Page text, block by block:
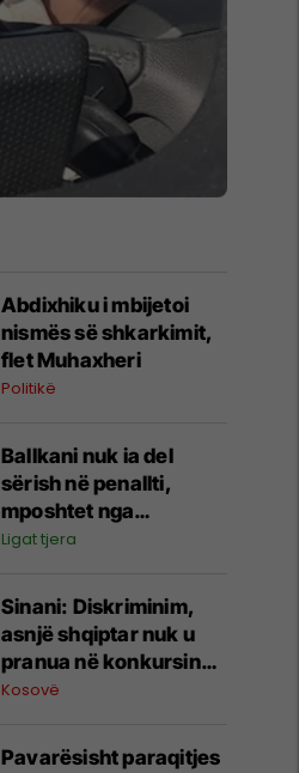
Abdixhiku i mbijetoi
nismës së shkarkimit,
flet Muhaxheri
Politikë
Ballkani nuk ia del
sërish në penallti,
mposhtet nga
Bohemians dhe
evropiane
Ligat tjera
Sinani: Diskriminim,
asnjë shqiptar nuk u
pranua në konkursin
për zjarrfikës në
Kosovë
Pavarësisht paraqitjes